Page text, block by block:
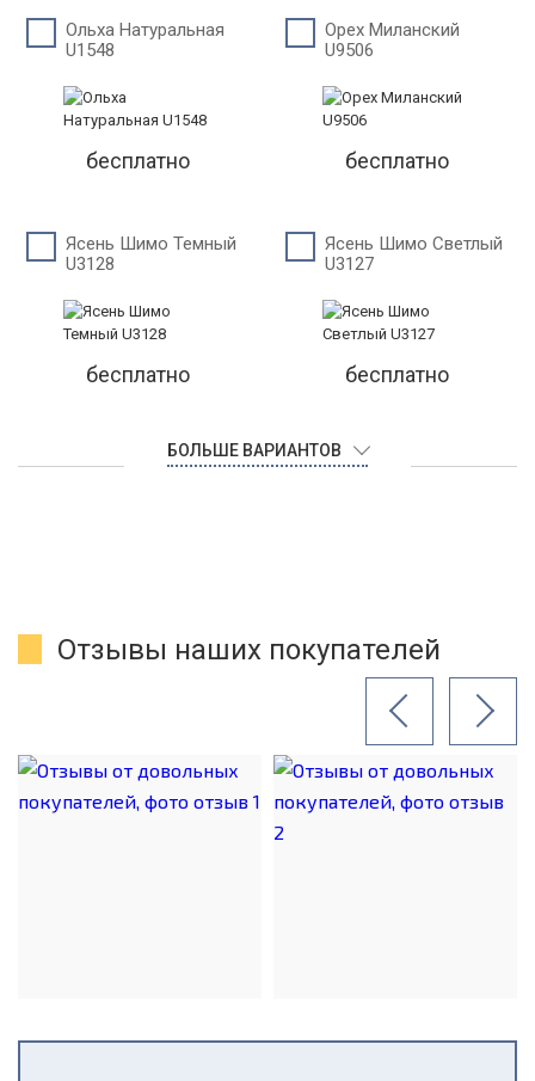
Ольха Натуральная
U1548
бесплатно
Орех Миланский
U9506
бесплатно
Ясень Шимо Темный
U3128
бесплатно
Ясень Шимо Светлый
U3127
бесплатно
БОЛЬШЕ ВАРИАНТОВ
Отзывы наших покупателей